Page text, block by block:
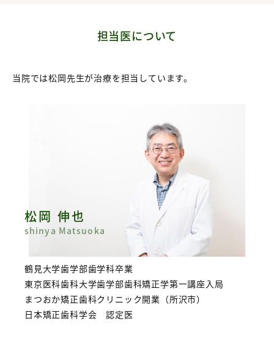
担当医について
当院では松岡先生が治療を担当しています。
松岡 伸也
shinya Matsuoka
鶴見大学歯学部歯学科卒業
東京医科歯科大学歯学部歯科矯正学第一講座入局
まつおか矯正歯科クリニック開業（所沢市）
日本矯正歯科学会 認定医